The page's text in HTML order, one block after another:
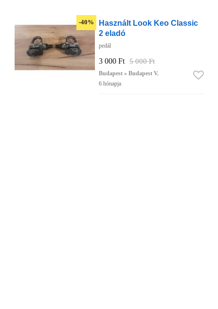
-40%
Használt Look Keo Classic
2 eladó
pedál
3 000 Ft 5 000 Ft
Budapest » Budapest V.
6 hónapja